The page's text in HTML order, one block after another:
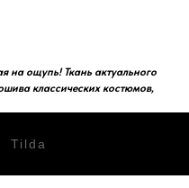
на ощупь! Ткань актуального
классических костюмов,
Tilda